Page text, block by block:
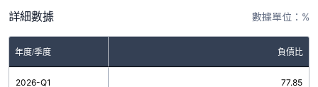
詳細數據 數據單位：%
年度/季度 負債比
2026-Q1 77.85